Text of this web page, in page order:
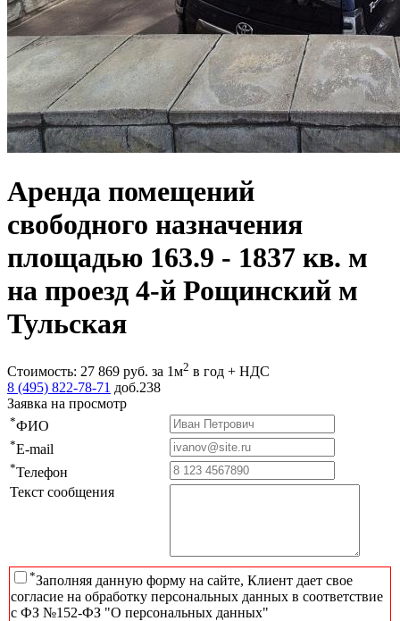
Аренда помещений
свободного назначения
площадью 163.9 - 1837 кв. м
на проезд 4-й Рощинский м
Тульская
Стоимость: 27 869 руб. за 1м2 в год + НДС
8 (495) 822-78-71 доб.238
Заявка на просмотр
*ФИО
*E-mail
*Телефон
Текст сообщения
*Заполняя данную форму на сайте, Клиент дает свое
согласие на обработку персональных данных в соответствие
с ФЗ №152-ФЗ "О персональных данных"